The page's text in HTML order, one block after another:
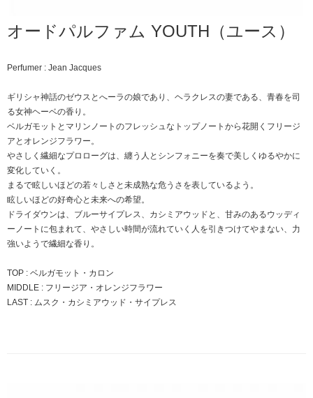
オードパルファム YOUTH（ユース）
Perfumer : Jean Jacques
ギリシャ神話のゼウスとへーラの娘であり、ヘラクレスの妻である、青春を司
る女神ヘーベの香り。
ベルガモットとマリンノートのフレッシュなトップノートから花開くフリージ
アとオレンジフラワー。
やさしく繊細なプロローグは、纏う人とシンフォニーを奏で美しくゆるやかに
変化していく。
まるで眩しいほどの若々しさと未成熟な危うさを表しているよう。
眩しいほどの好奇心と未来への希望。
ドライダウンは、ブルーサイプレス、カシミアウッドと、甘みのあるウッディ
ーノートに包まれて、やさしい時間が流れていく人を引きつけてやまない、力
強いようで繊細な香り。
TOP : ベルガモット・カロン
MIDDLE : フリージア・オレンジフラワー
LAST : ムスク・カシミアウッド・サイプレス